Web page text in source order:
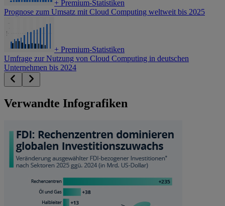
+ Premium-Statistiken
Prognose zum Umsatz mit Cloud Computing weltweit bis 2025
+ Premium-Statistiken
Umfrage zur Nutzung von Cloud Computing in deutschen
Unternehmen bis 2024
Verwandte Infografiken